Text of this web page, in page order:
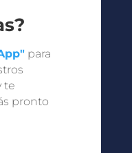
para
te
pronto